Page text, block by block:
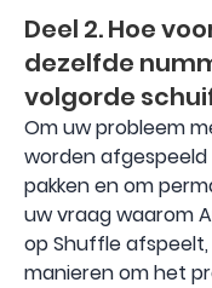
Deel 2. Hoe
dezelfde
volgorde
Om uw probleem
worden
pakken en om
uw vraag waarom
op Shuffle
manieren om het